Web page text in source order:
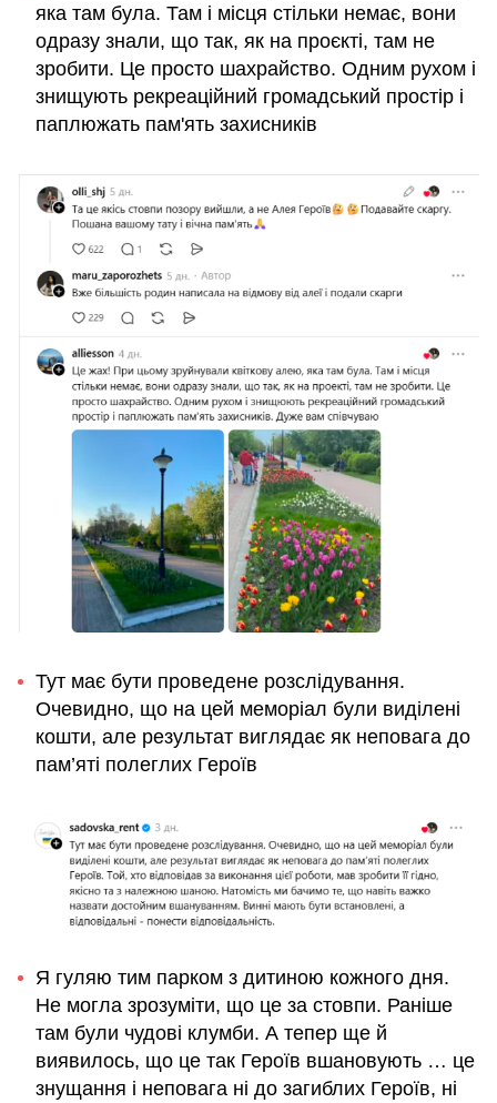
яка там була. Там і місця стільки немає, вони
одразу знали, що так, як на проєкті, там не
зробити. Це просто шахрайство. Одним рухом і
знищують рекреаційний громадський простір і
паплюжать пам'ять захисників
Тут має бути проведене розслідування.
Очевидно, що на цей меморіал були виділені
кошти, але результат виглядає як неповага до
пам’яті полеглих Героїв
Я гуляю тим парком з дитиною кожного дня.
Не могла зрозуміти, що це за стовпи. Раніше
там були чудові клумби. А тепер ще й
виявилось, що це так Героїв вшановують … це
знущання і неповага ні до загиблих Героїв, ні